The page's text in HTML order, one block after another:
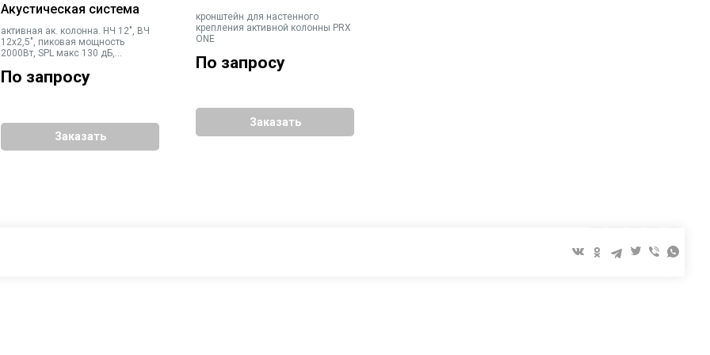
Акустическая система
активная ак. колонна. НЧ 12", ВЧ
12х2,5", пиковая мощность
2000Вт, SPL макс 130 дБ,
микшерный пульт, управление
сисетой Bluetooth 5.0 через Pro
По запросу
Заказать
кронштейн для настенного
крепления активной колонны PRX
ONE
По запросу
Заказать